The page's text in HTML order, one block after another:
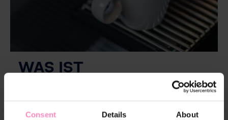
Consent Details About
WAS IST
Kaffeecrema ist die Schaumschicht, die sich auf
frisch gebrühtem Espresso bildet. Sie besteht